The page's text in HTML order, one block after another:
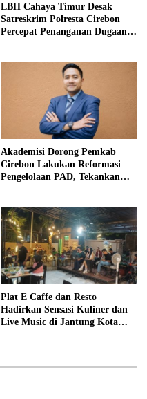
LBH Cahaya Timur Desak
Satreskrim Polresta Cirebon
Percepat Penanganan Dugaan
Akademisi Dorong Pemkab
Cirebon Lakukan Reformasi
Pengelolaan PAD, Tekankan
Plat E Caffe dan Resto
Hadirkan Sensasi Kuliner dan
Live Music di Jantung Kota